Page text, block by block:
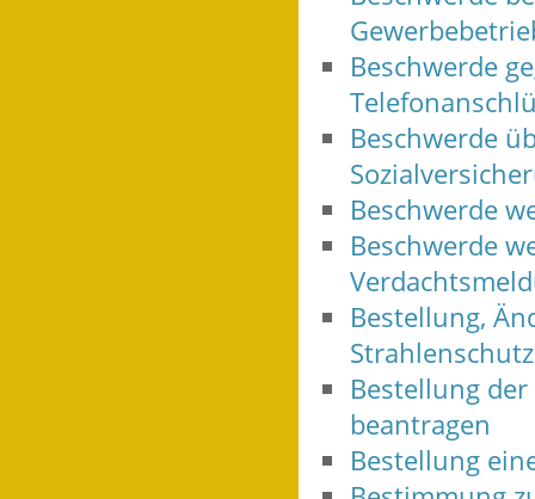
Beschwerde
Beschwerde
Beschwerde
Beschwerde
Bestellung,
Bestellung
beantragen
Bestellung